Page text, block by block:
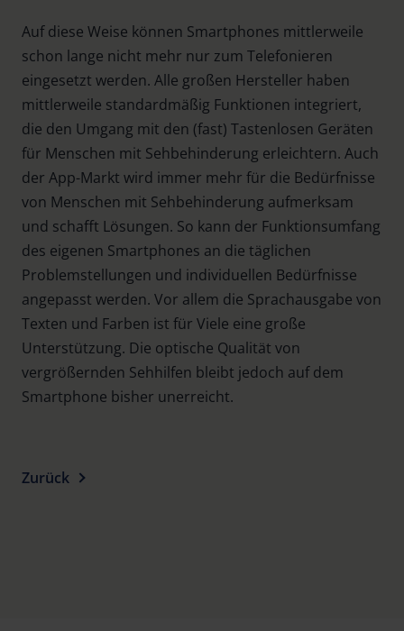
Auf diese Weise können Smartphones mittlerweile
schon lange nicht mehr nur zum Telefonieren
eingesetzt werden. Alle großen Hersteller haben
mittlerweile standardmäßig Funktionen integriert,
die den Umgang mit den (fast) Tastenlosen Geräten
für Menschen mit Sehbehinderung erleichtern. Auch
der App-Markt wird immer mehr für die Bedürfnisse
von Menschen mit Sehbehinderung aufmerksam
und schafft Lösungen. So kann der Funktionsumfang
des eigenen Smartphones an die täglichen
Problemstellungen und individuellen Bedürfnisse
angepasst werden. Vor allem die Sprachausgabe von
Texten und Farben ist für Viele eine große
Unterstützung. Die optische Qualität von
vergrößernden Sehhilfen bleibt jedoch auf dem
Smartphone bisher unerreicht.
Zurück